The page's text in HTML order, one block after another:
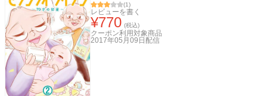
(1)
レビューを書く
¥770 (税込)
クーポン利用対象商品
2017年05月09日 配信